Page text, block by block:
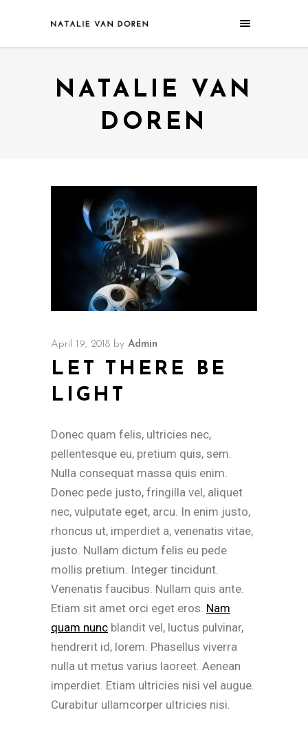
NATALIE VAN
DOREN
April 19, 2018 by Admin
LET THERE BE
LIGHT
Donec quam felis, ultricies nec,
pellentesque eu, pretium quis, sem.
Nulla consequat massa quis enim.
Donec pede justo, fringilla vel, aliquet
nec, vulputate eget, arcu. In enim justo,
rhoncus ut, imperdiet a, venenatis vitae,
justo. Nullam dictum felis eu pede
mollis pretium. Integer tincidunt.
Venenatis faucibus. Nullam quis ante.
Etiam sit amet orci eget eros. Nam
quam nunc blandit vel, luctus pulvinar,
hendrerit id, lorem. Phasellus viverra
nulla ut metus varius laoreet. Aenean
imperdiet. Etiam ultricies nisi vel augue.
Curabitur ullamcorper ultricies nisi.